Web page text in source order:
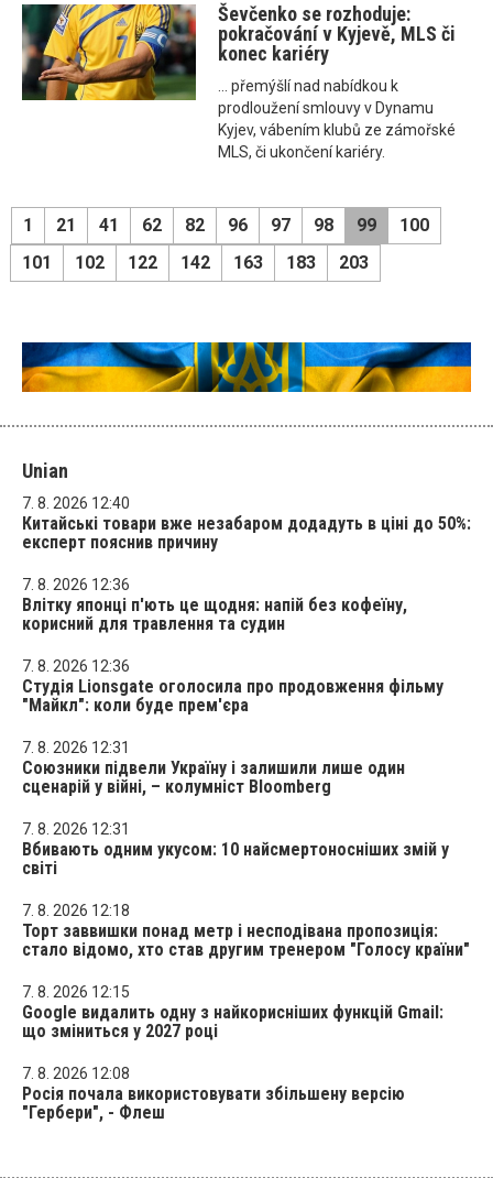
Ševčenko se rozhoduje:
pokračování v Kyjevě, MLS či
konec kariéry
... přemýšlí nad nabídkou k
prodloužení smlouvy v Dynamu
Kyjev, vábením klubů ze zámořské
MLS, či ukončení kariéry.
1 21 41 62 82 96 97 98 99
100
101
102 122 142 163 183 203
Unian
7. 8. 2026 12:40
Китайські товари вже незабаром додадуть в ціні до 50%:
експерт пояснив причину
7. 8. 2026 12:36
Влітку японці п'ють це щодня: напій без кофеїну,
корисний для травлення та судин
7. 8. 2026 12:36
Студія Lionsgate оголосила про продовження фільму
"Майкл": коли буде прем'єра
7. 8. 2026 12:31
Союзники підвели Україну і залишили лише один
сценарій у війні, – колумніст Bloomberg
7. 8. 2026 12:31
Вбивають одним укусом: 10 найсмертоносніших змій у
світі
7. 8. 2026 12:18
Торт заввишки понад метр і несподівана пропозиція:
стало відомо, хто став другим тренером "Голосу країни"
7. 8. 2026 12:15
Google видалить одну з найкорисніших функцій Gmail:
що зміниться у 2027 році
7. 8. 2026 12:08
Росія почала використовувати збільшену версію
"Гербери", - Флеш